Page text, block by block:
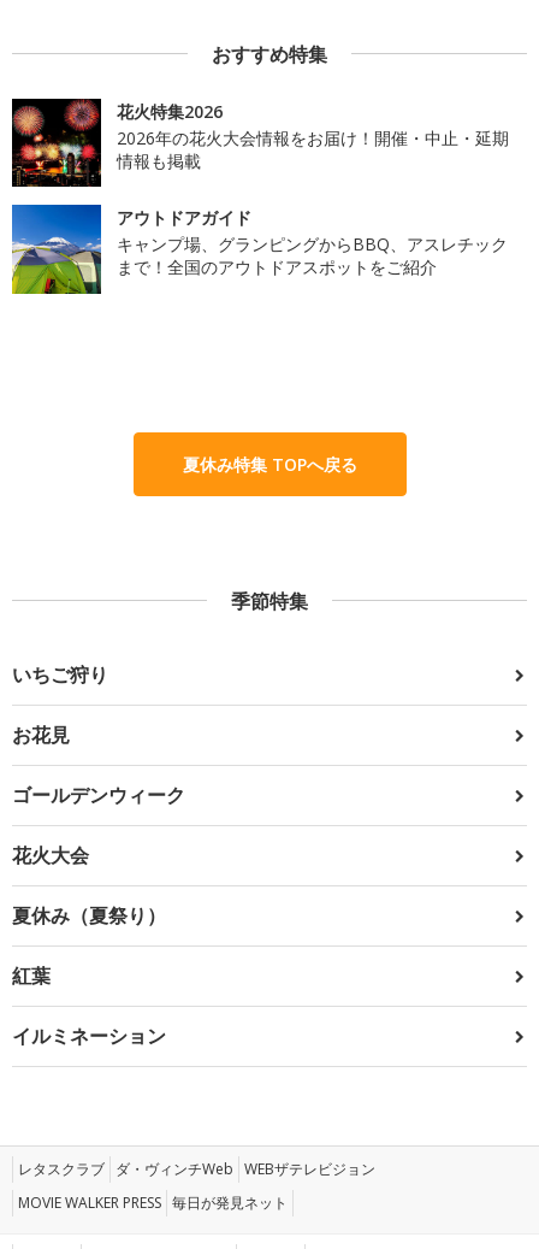
おすすめ特集
花火特集2026
2026年の花火大会情報をお届け！開催・中止・延期
情報も掲載
アウトドアガイド
キャンプ場、グランピングからBBQ、アスレチック
まで！全国のアウトドアスポットをご紹介
夏休み特集 TOPへ戻る
季節特集
いちご狩り
お花見
ゴールデンウィーク
花火大会
夏休み（夏祭り）
紅葉
イルミネーション
レタスクラブ ダ・ヴィンチWeb WEBザテレビジョン
MOVIE WALKER PRESS 毎日が発見ネット